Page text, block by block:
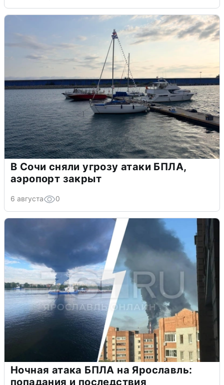
В Сочи сняли угрозу атаки БПЛА,
аэропорт закрыт
6 августа 0
Ночная атака БПЛА на Ярославль:
попадания и последствия